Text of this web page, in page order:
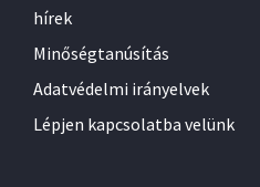
hírek
Minőségtanúsítás
Adatvédelmi irányelvek
Lépjen kapcsolatba velünk